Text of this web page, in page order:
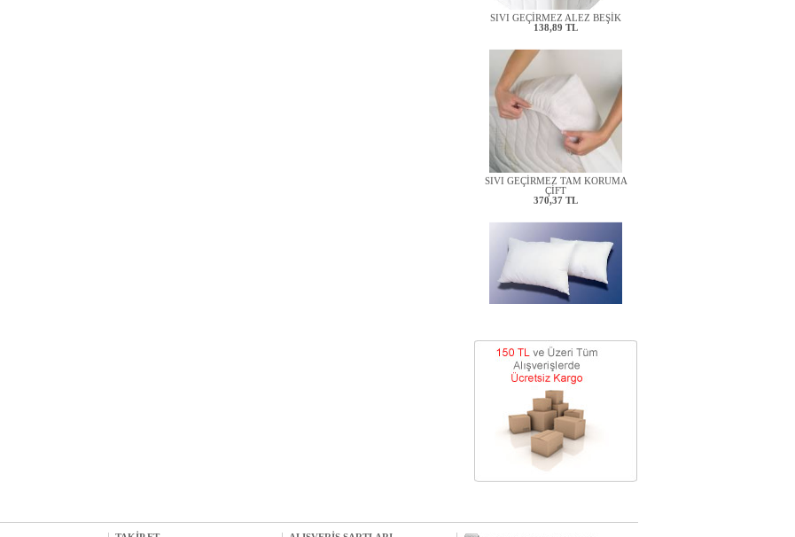
SIVI GEÇİRMEZ ALEZ BEŞİK
138,89 TL
SIVI GEÇİRMEZ TAM KORUMA
ÇİFT
370,37 TL
BEBEK YASTIĞI
KAPİTONE KILIF
138,89 TL